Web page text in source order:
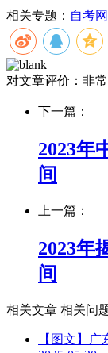
相关专题： 自考
对文章评价： 非
下一篇：
2023年
间
上一篇：
2023年
间
相关文章 相关问
【图文】